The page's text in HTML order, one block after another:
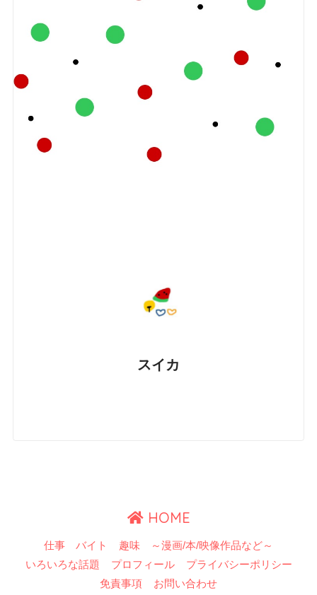
スイカ
HOME
仕事 バイト
趣味 ～漫画/本/映像作品など～
いろいろな話題
プロフィール
プライバシーポリシー
免責事項
お問い合わせ